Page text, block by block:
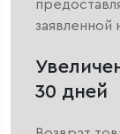
заявленной
30 дней